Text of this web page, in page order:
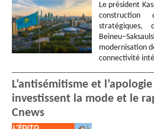
Le président
modernisation
connectivité
L’antisémitisme et
investissent la mode et le
Cnews